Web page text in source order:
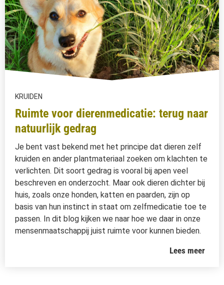
KRUIDEN
Ruimte voor dierenmedicatie: terug naar
natuurlijk gedrag
Je bent vast bekend met het principe dat dieren zelf
kruiden en ander plantmateriaal zoeken om klachten te
verlichten. Dit soort gedrag is vooral bij apen veel
beschreven en onderzocht. Maar ook dieren dichter bij
huis, zoals onze honden, katten en paarden, zijn op
basis van hun instinct in staat om zelfmedicatie toe te
passen. In dit blog kijken we naar hoe we daar in onze
mensenmaatschappij juist ruimte voor kunnen bieden.
Lees meer